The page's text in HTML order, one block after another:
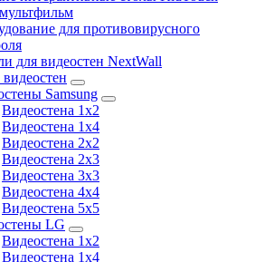
для противовирусного
для видеостен NextWall
Samsung
Видеостена 1x2
Видеостена 1x4
Видеостена 2x2
Видеостена 2х3
Видеостена 3x3
Видеостена 4x4
Видеостена 5x5
LG
Видеостена 1x2
Видеостена 1x4